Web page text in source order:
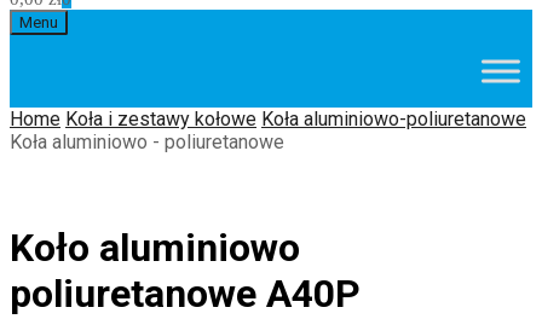
Skip
to
Menu
Home Koła i zestawy kołowe Koła aluminiowo-poliuretanowe
Koła aluminiowo - poliuretanowe
Koło aluminiowo
poliuretanowe A40P